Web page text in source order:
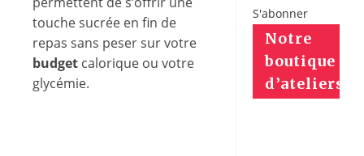
touche sucrée en fin de
repas sans peser sur votre
budget calorique ou votre
glycémie.
S'abonner
Notre
boutique
d’ateliers